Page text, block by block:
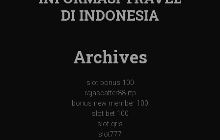
DI INDONESIA
Archives
slot bonus 100
rajascatter88 rtp
bonus new member 100
slot bet 100
slot qris
slot777